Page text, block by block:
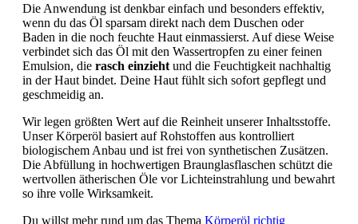
Die Anwendung ist denkbar einfach und besonders effektiv,
wenn du das Öl sparsam direkt nach dem Duschen oder
Baden in die noch feuchte Haut einmassierst. Auf diese Weise
verbindet sich das Öl mit den Wassertropfen zu einer feinen
Emulsion, die rasch einzieht und die Feuchtigkeit nachhaltig
in der Haut bindet. Deine Haut fühlt sich sofort gepflegt und
geschmeidig an.
Wir legen größten Wert auf die Reinheit unserer Inhaltsstoffe.
Unser Körperöl basiert auf Rohstoffen aus kontrolliert
biologischem Anbau und ist frei von synthetischen Zusätzen.
Die Abfüllung in hochwertigen Braunglasflaschen schützt die
wertvollen ätherischen Öle vor Lichteinstrahlung und bewahrt
so ihre volle Wirksamkeit.
Du willst mehr rund um das Thema Körperöl richtig